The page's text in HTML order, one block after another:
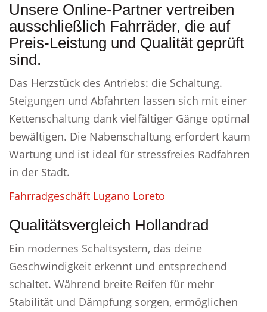
Unsere Online-Partner vertreiben
ausschließlich Fahrräder, die auf
Preis-Leistung und Qualität geprüft
sind.
Das Herzstück des Antriebs: die Schaltung.
Steigungen und Abfahrten lassen sich mit einer
Kettenschaltung dank vielfältiger Gänge optimal
bewältigen. Die Nabenschaltung erfordert kaum
Wartung und ist ideal für stressfreies Radfahren
in der Stadt.
Fahrradgeschäft Lugano Loreto
Qualitätsvergleich Hollandrad
Ein modernes Schaltsystem, das deine
Geschwindigkeit erkennt und entsprechend
schaltet. Während breite Reifen für mehr
Stabilität und Dämpfung sorgen, ermöglichen